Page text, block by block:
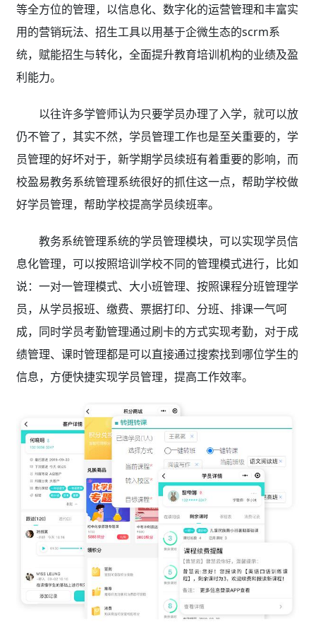
等全方位的管理，以信息化、数字化的运营管理和丰富实
用的营销玩法、招生工具以用基于企微生态的scrm系
统，赋能招生与转化，全面提升教育培训机构的业绩及盈
利能力。
以往许多学管师认为只要学员办理了入学，就可以放
仍不管了，其实不然，学员管理工作也是至关重要的，学
员管理的好坏对于，新学期学员续班有着重要的影响，而
校盈易教务系统管理系统很好的抓住这一点，帮助学校做
好学员管理，帮助学校提高学员续班率。
教务系统管理系统的学员管理模块，可以实现学员信
息化管理，可以按照培训学校不同的管理模式进行，比如
说：一对一管理模式、大小班管理、按照课程分班管理学
员，从学员报班、缴费、票据打印、分班、排课一气呵
成，同时学员考勤管理通过刷卡的方式实现考勤，对于成
绩管理、课时管理都是可以直接通过搜索找到哪位学生的
信息，方便快捷实现学员管理，提高工作效率。